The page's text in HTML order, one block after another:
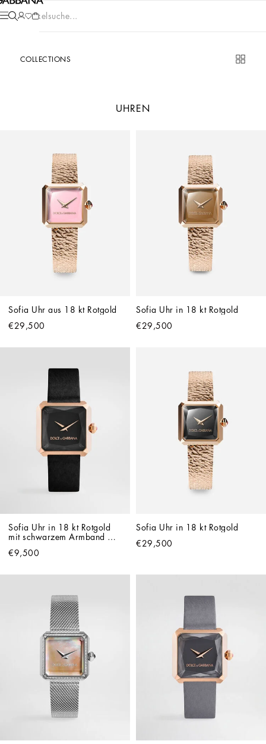
Artikelsuche...
COLLECTIONS
UHREN
Sofia Uhr aus 18 kt Rotgold
€29,500
Sofia Uhr in 18 kt Rotgold
€29,500
Sofia Uhr in 18 kt Rotgold
mit schwarzem Armband
€9,500
Sofia Uhr in 18 kt Rotgold
€29,500